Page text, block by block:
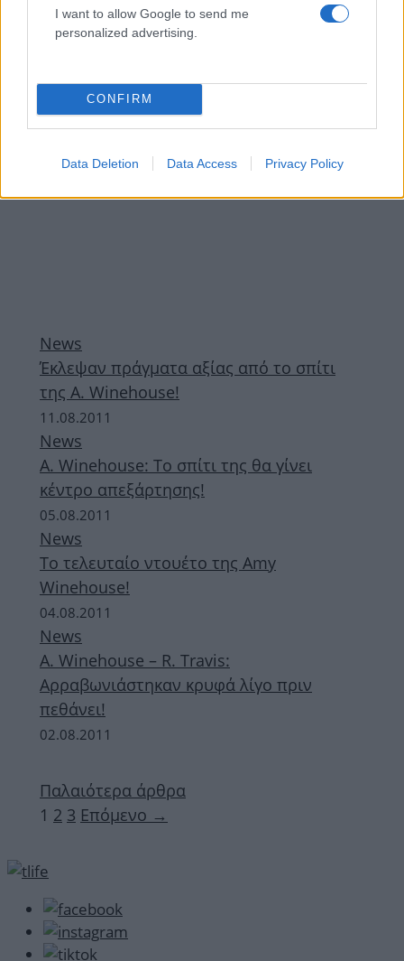
I want to allow Google to send me
personalized advertising.
CONFIRM
Data Deletion Data Access Privacy Policy
Winehouse: Δεν βρέθηκαν ναρκωτικά στο
αίμα της
News
Έκλεψαν πράγματα αξίας από το σπίτι
της A. Winehouse!
11.08.2011
News
A. Winehouse: Το σπίτι της θα γίνει
κέντρο απεξάρτησης!
05.08.2011
News
Το τελευταίο ντουέτο της Amy
Winehouse!
04.08.2011
News
A. Winehouse – R. Travis:
Αρραβωνιάστηκαν κρυφά λίγο πριν
πεθάνει!
02.08.2011
Παλαιότερα άρθρα
Σελίδα
1 Σελίδα
2 Σελίδα
3 Επόμενο →